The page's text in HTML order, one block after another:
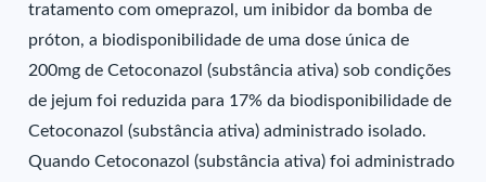
tratamento com omeprazol, um inibidor da bomba de
próton, a biodisponibilidade de uma dose única de
200mg de Cetoconazol (substância ativa) sob condições
de jejum foi reduzida para 17% da biodisponibilidade de
Cetoconazol (substância ativa) administrado isolado.
Quando Cetoconazol (substância ativa) foi administrado